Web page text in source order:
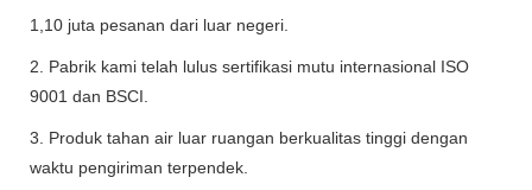
1,10 juta pesanan dari luar negeri.
2. Pabrik kami telah lulus sertifikasi mutu internasional ISO
9001 dan BSCI.
3. Produk tahan air luar ruangan berkualitas tinggi dengan
waktu pengiriman terpendek.